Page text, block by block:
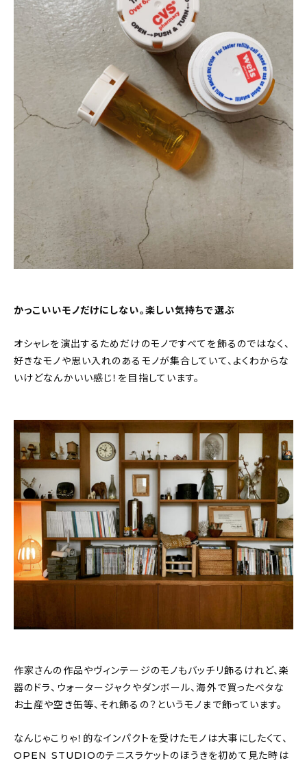
かっこいいモノだけにしない。楽しい気持ちで選ぶ
オシャレを演出するためだけのモノですべてを飾るのではなく、
好きなモノや思い入れのあるモノが集合していて、よくわからな
いけどなんかいい感じ！を目指しています。
作家さんの作品やヴィンテージのモノもバッチリ飾るけれど、楽
器のドラ、ウォータージャクやダンボール、海外で買ったベタな
お土産や空き缶等、それ飾るの？というモノまで飾っています。
なんじゃこりゃ！的なインパクトを受けたモノは大事にしたくて、
OPEN STUDIOのテニスラケットのほうきを初めて見た時は